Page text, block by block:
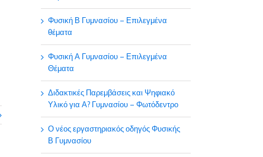
Φυσική Β Γυμνασίου – Επιλεγμένα
θέματα
Φυσική Α Γυμνασίου – Επιλεγμένα
Θέματα
Διδακτικές Παρεμβάσεις και Ψηφιακό
Υλικό για Α? Γυμνασίου – Φωτόδεντρο
Ο νέος εργαστηριακός οδηγός Φυσικής
Β Γυμνασίου